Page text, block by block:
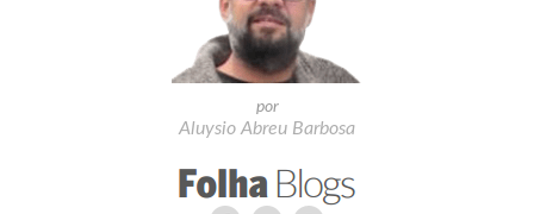
por
Aluysio Abreu Barbosa